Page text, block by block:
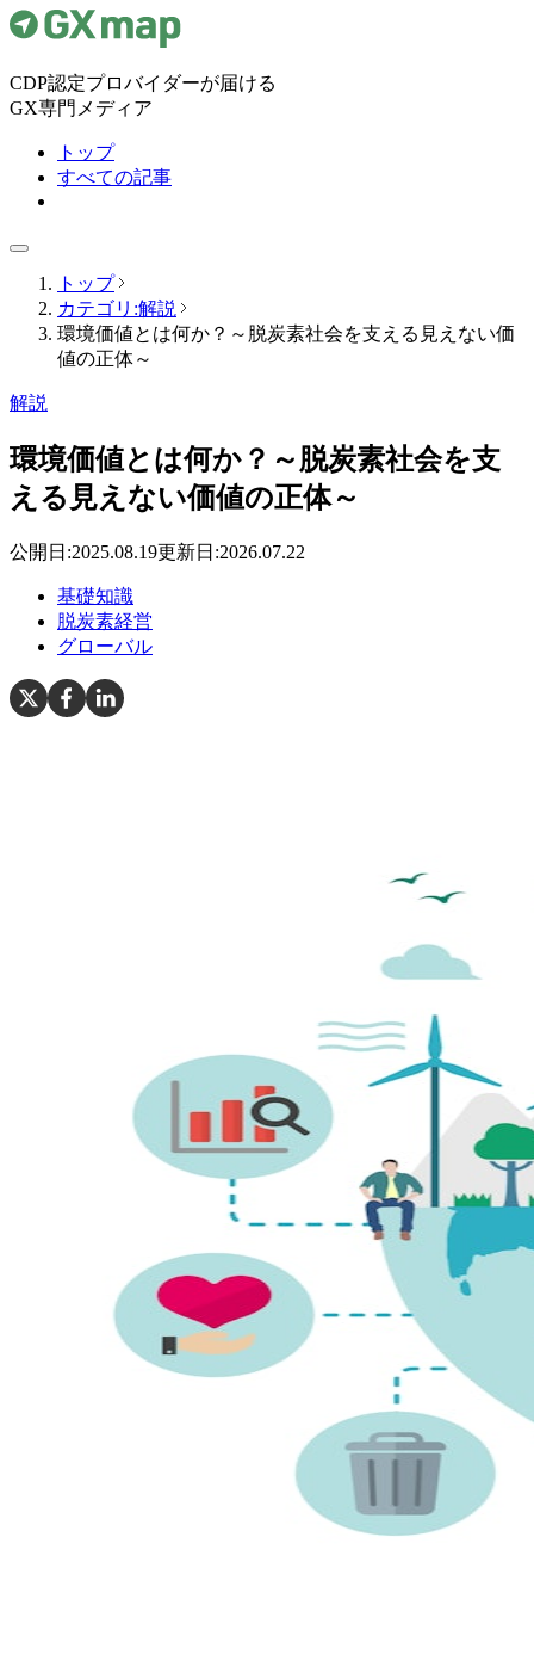
CDP認定プロバイダーが届ける
GX専門メディア
トップ
すべての記事
トップ
カテゴリ:解説
環境価値とは何か？～脱炭素社会を支える見えない価
値の正体～
解説
環境価値とは何か？～脱炭素社会を支
える見えない価値の正体～
公開日:2025.08.19更新日:2026.07.22
基礎知識
脱炭素経営
グローバル